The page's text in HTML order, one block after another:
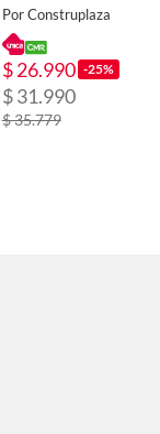
Por Construplaza
$ 26.990 -25%
$ 31.990
$ 35.779